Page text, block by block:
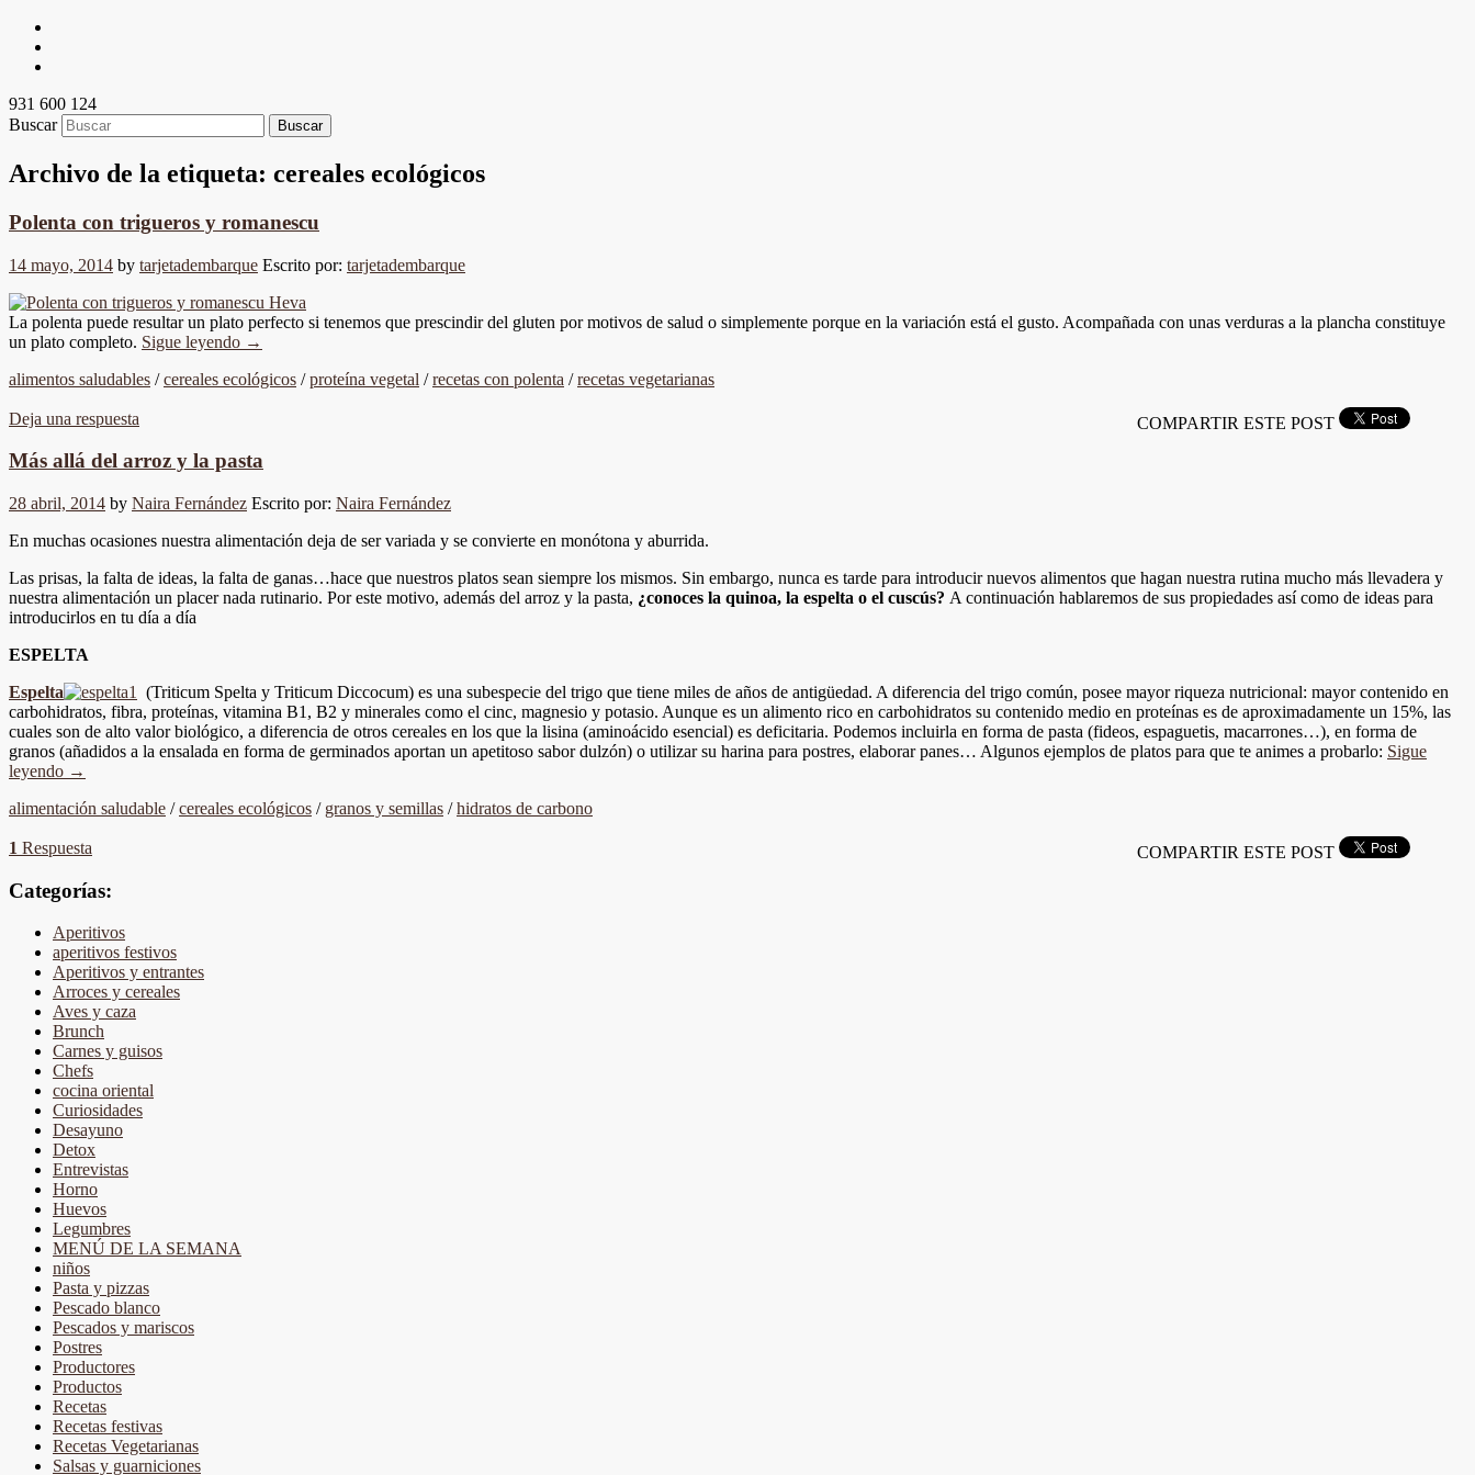
931 600 124
Buscar
Archivo de la etiqueta: cereales ecológicos
Polenta con trigueros y romanescu
14 mayo, 2014 by tarjetadembarque Escrito por: tarjetadembarque
La polenta puede resultar un plato perfecto si tenemos que prescindir del gluten por motivos de salud o simplemente porque en la variación está el gusto. Acompañada con unas verduras a la plancha constituye
un plato completo. Sigue leyendo →
alimentos saludables /cereales ecológicos /proteína vegetal /recetas con polenta /recetas vegetarianas
Deja una respuesta COMPARTIR ESTE POST
Más allá del arroz y la pasta
28 abril, 2014 by Naira Fernández Escrito por: Naira Fernández
En muchas ocasiones nuestra alimentación deja de ser variada y se convierte en monótona y aburrida.
Las prisas, la falta de ideas, la falta de ganas…hace que nuestros platos sean siempre los mismos. Sin embargo, nunca es tarde para introducir nuevos alimentos que hagan nuestra rutina mucho más llevadera y
nuestra alimentación un placer nada rutinario. Por este motivo, además del arroz y la pasta, ¿conoces la quinoa, la espelta o el cuscús? A continuación hablaremos de sus propiedades así como de ideas para
introducirlos en tu día a día
ESPELTA
Espelta
(Triticum Spelta y Triticum Diccocum) es una subespecie del trigo que tiene miles de años de antigüedad. A diferencia del trigo común, posee mayor riqueza nutricional: mayor contenido en
carbohidratos, fibra, proteínas, vitamina B1, B2 y minerales como el cinc, magnesio y potasio. Aunque es un alimento rico en carbohidratos su contenido medio en proteínas es de aproximadamente un 15%, las
cuales son de alto valor biológico, a diferencia de otros cereales en los que la lisina (aminoácido esencial) es deficitaria. Podemos incluirla en forma de pasta (fideos, espaguetis, macarrones…), en forma de
granos (añadidos a la ensalada en forma de germinados aportan un apetitoso sabor dulzón) o utilizar su harina para postres, elaborar panes… Algunos ejemplos de platos para que te animes a probarlo: Sigue
leyendo →
alimentación saludable /cereales ecológicos / granos y semillas /hidratos de carbono
1 Respuesta COMPARTIR ESTE POST
Categorías:
Aperitivos
aperitivos festivos
Aperitivos y entrantes
Arroces y cereales
Aves y caza
Brunch
Carnes y guisos
Chefs
cocina oriental
Curiosidades
Desayuno
Detox
Entrevistas
Horno
Huevos
Legumbres
MENÚ DE LA SEMANA
niños
Pasta y pizzas
Pescado blanco
Pescados y mariscos
Postres
Productores
Productos
Recetas
Recetas festivas
Recetas Vegetarianas
Salsas y guarniciones